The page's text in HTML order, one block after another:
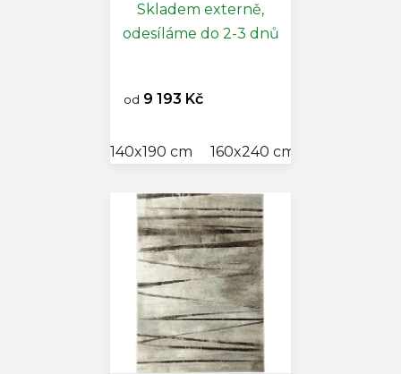
Skladem externě,
odesíláme do 2-3 dnů
od 9 193 Kč
140x190 cm 160x240 cm